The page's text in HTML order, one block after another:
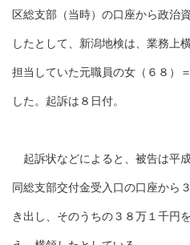
区総支部（当時）の口座から政治
したとして、新潟地検は、業務上
担当していた元職員の女（６８）
した。起訴は８日付。
起訴状などによると、被告は平
同総支部交付金受入口の口座から
き出し、そのうちの３８万１千円